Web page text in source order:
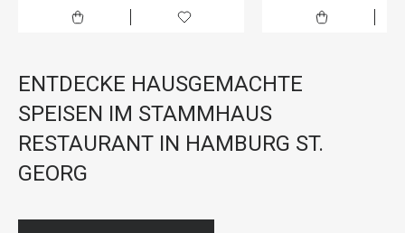
ENTDECKE HAUSGEMACHTE
SPEISEN IM STAMMHAUS
RESTAURANT IN HAMBURG ST.
GEORG